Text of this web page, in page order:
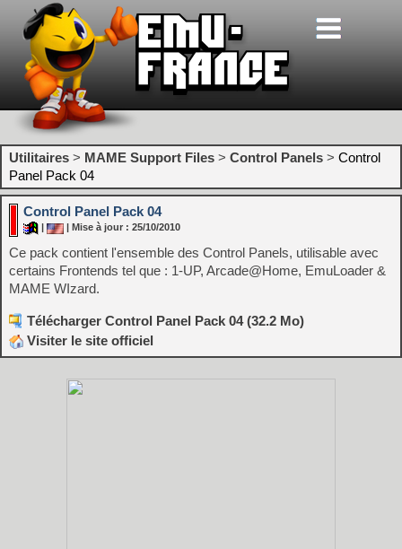
Utilitaires > MAME Support Files > Control Panels > Control
Panel Pack 04
Control Panel Pack 04
| Mise à jour : 25/10/2010
Ce pack contient l'ensemble des Control Panels, utilisable avec
certains Frontends tel que : 1-UP, Arcade@Home, EmuLoader &
MAME WIzard.
Télécharger Control Panel Pack 04 (32.2 Mo)
Visiter le site officiel